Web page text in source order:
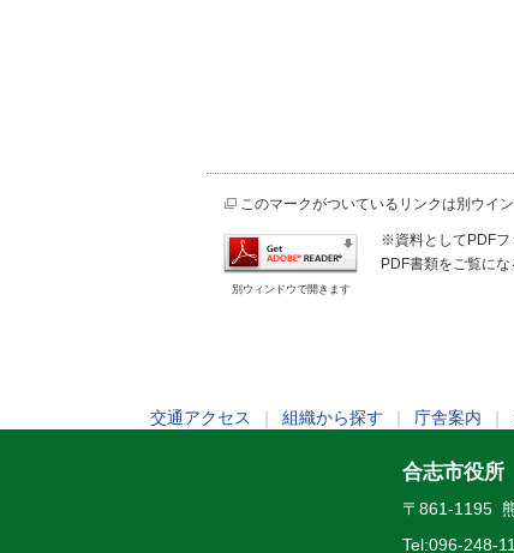
このマークがついているリンクは別ウイ
別ウィンドウで開きます
※資料としてPDFフ
PDF書類をご覧に
交通アクセス 組織から探す 庁舎案内
合志市役所
〒861-1195
Tel:096-248-